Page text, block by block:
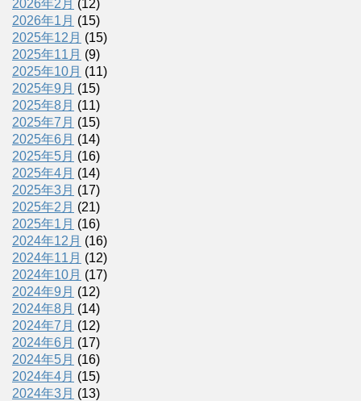
2026年2月 (12)
2026年1月 (15)
2025年12月 (15)
2025年11月 (9)
2025年10月 (11)
2025年9月 (15)
2025年8月 (11)
2025年7月 (15)
2025年6月 (14)
2025年5月 (16)
2025年4月 (14)
2025年3月 (17)
2025年2月 (21)
2025年1月 (16)
2024年12月 (16)
2024年11月 (12)
2024年10月 (17)
2024年9月 (12)
2024年8月 (14)
2024年7月 (12)
2024年6月 (17)
2024年5月 (16)
2024年4月 (15)
2024年3月 (13)